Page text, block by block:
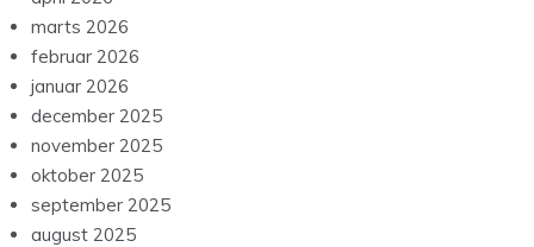
marts 2026
februar 2026
januar 2026
december 2025
november 2025
oktober 2025
september 2025
august 2025